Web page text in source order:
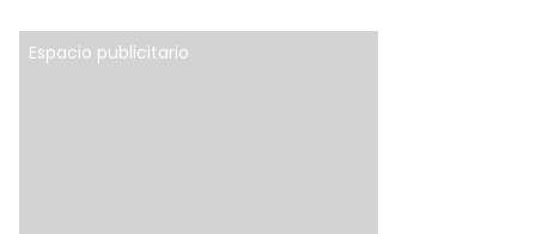
Espacio publicitario